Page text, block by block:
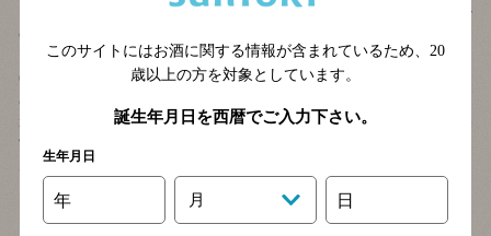
ンドでメーカーや代理店の担当者に商品の説明を求め、サンプル
のテースティングを行なう。テースティングのやり方を見ている
と、まず外観の色は見るが、ウイスキーに加水して嗅覚でアロマ
(香り)を仔細にみることは希で、いきなりストレートで口に含
み、数回口でモグモグと噛んでフレーバー(口中香と味)を試して
からぐっと飲み込み後味と残り香を観察、という順である。鼻(嗅
覚)で香りを分析的にみるというより、口に入れて香味を総合的に
判断するようである。
セミナーのマスタークラスは、ウイスキー、ビールなどのメー
カーや代理店がウイスキーの啓蒙とブランドの品質訴求を目的と
このサイトにはお酒に関する情報が含まれているため、 20
歳以上の方を対象としています。
誕生年月日を西暦でご入力下さい。
生年月日
年 月 日